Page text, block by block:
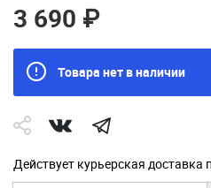
3 690 ₽
Товара нет в наличии
Действует курьерская доставка